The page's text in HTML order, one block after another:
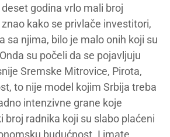
godina vrlo mali broj
kako se privlače investitori,
sa njima, bilo je malo onih koji su
su počeli da se pojavljuju
Sremske Mitrovice, Pirota,
to nije model kojim Srbija treba
intenzivne grane koje
broj radnika koji su slabo plaćeni
budućnost. I imate